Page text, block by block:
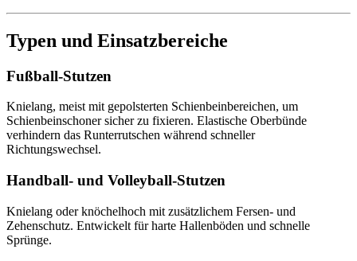
Typen und Einsatzbereiche
Fußball-Stutzen
Knielang, meist mit gepolsterten Schienbeinbereichen, um
Schienbeinschoner sicher zu fixieren. Elastische Oberbünde
verhindern das Runterrutschen während schneller
Richtungswechsel.
Handball- und Volleyball-Stutzen
Knielang oder knöchelhoch mit zusätzlichem Fersen- und
Zehenschutz. Entwickelt für harte Hallenböden und schnelle
Sprünge.